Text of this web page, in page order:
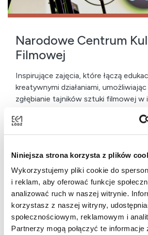
Niniejsza strona korzysta z plików
Wykorzystujemy pliki cookie do
i reklam, aby oferować funkcje
analizować ruch w naszej witrynie.
korzystasz z naszej witryny,
społecznościowym, reklamowym i
Partnerzy mogą połączyć te informacje
Narodowe Centrum
Filmowej
Inspirujące zajęcia, które łączą
kreatywnymi działaniami,
zgłębianie tajników sztuki filmowej w